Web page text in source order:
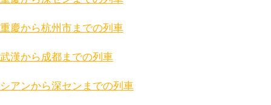
重慶から杭州市までの列車
武漢から成都までの列車
シアンから深センまでの列車